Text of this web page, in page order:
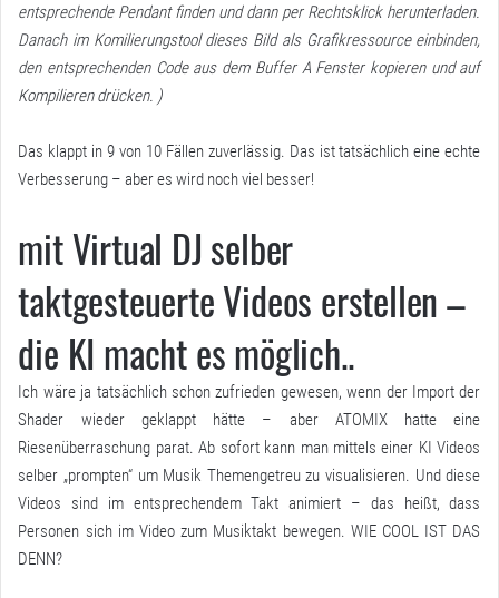
entsprechende Pendant finden und dann per Rechtsklick herunterladen.
Danach im Komilierungstool dieses Bild als Grafikressource einbinden,
den entsprechenden Code aus dem Buffer A Fenster kopieren und auf
Kompilieren drücken. )
Das klappt in 9 von 10 Fällen zuverlässig. Das ist tatsächlich eine echte
Verbesserung – aber es wird noch viel besser!
mit Virtual DJ selber
taktgesteuerte Videos erstellen –
die KI macht es möglich..
Ich wäre ja tatsächlich schon zufrieden gewesen, wenn der Import der
Shader wieder geklappt hätte – aber ATOMIX hatte eine
Riesenüberraschung parat. Ab sofort kann man mittels einer KI Videos
selber „prompten“ um Musik Themengetreu zu visualisieren. Und diese
Videos sind im entsprechendem Takt animiert – das heißt, dass
Personen sich im Video zum Musiktakt bewegen. WIE COOL IST DAS
DENN?